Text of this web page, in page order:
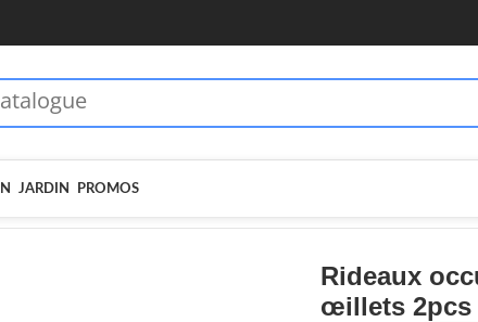
JARDIN PROMOS
Rideaux
œillets 2pcs
70€ - MOIEN10